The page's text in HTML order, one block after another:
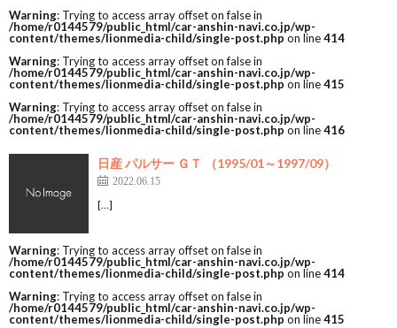
Warning: Trying to access array offset on false in
/home/r0144579/public_html/car-anshin-navi.co.jp/wp-
content/themes/lionmedia-child/single-post.php on line414
Warning: Trying to access array offset on false in
/home/r0144579/public_html/car-anshin-navi.co.jp/wp-
content/themes/lionmedia-child/single-post.php on line415
Warning: Trying to access array offset on false in
/home/r0144579/public_html/car-anshin-navi.co.jp/wp-
content/themes/lionmedia-child/single-post.php on line416
日産 パルサー ＧＴ （1995/01～1997/09）
2022.06.15
[…]
Warning: Trying to access array offset on false in
/home/r0144579/public_html/car-anshin-navi.co.jp/wp-
content/themes/lionmedia-child/single-post.php on line414
Warning: Trying to access array offset on false in
/home/r0144579/public_html/car-anshin-navi.co.jp/wp-
content/themes/lionmedia-child/single-post.php on line415